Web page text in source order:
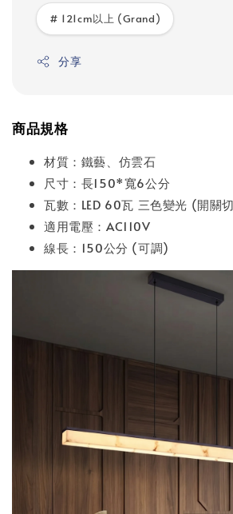
# 121cm以上 (Grand)
分享
商品規格
材質：鐵藝、仿雲石
尺寸：長150*寬6公分
瓦數：LED 60瓦 三色變光 (開關
適用電壓：AC110V
線長：150公分 (可調)